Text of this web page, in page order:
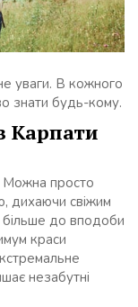
уваги. В кожного
знати будь-кому.
Карпати
Можна просто
дихаючи свіжим
до вподоби
краси
незабутні